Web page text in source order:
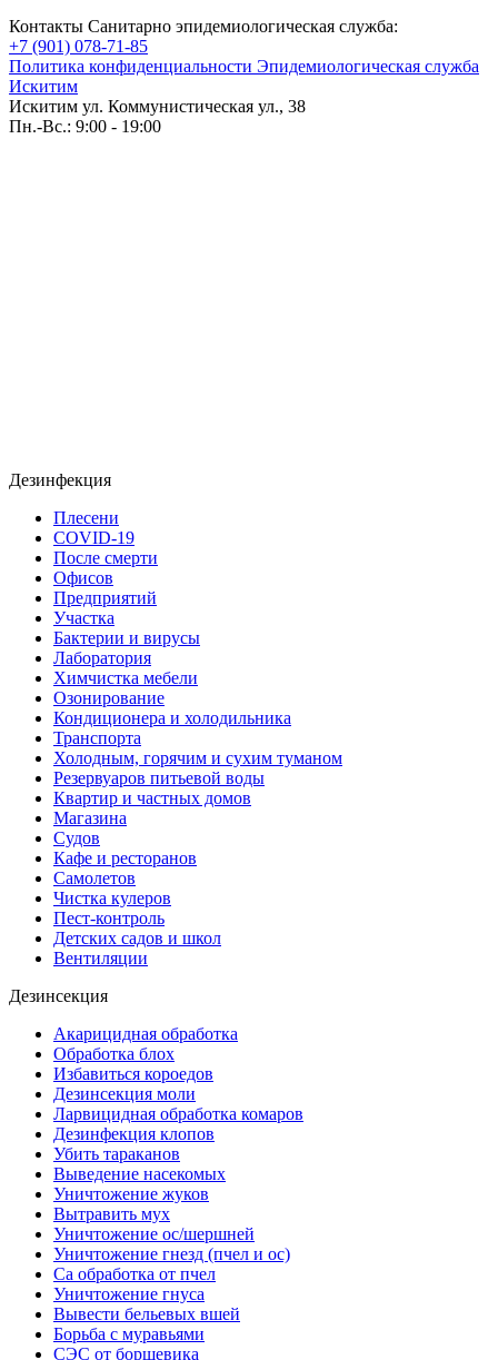
Контакты Санитарно эпидемиологическая служба:
+7 (901) 078-71-85
Политика конфиденциальности Эпидемиологическая служба
Искитим
Искитим ул. Коммунистическая ул., 38
Пн.-Вс.: 9:00 - 19:00
Дезинфекция
Плесени
COVID-19
После смерти
Офисов
Предприятий
Участка
Бактерии и вирусы
Лаборатория
Химчистка мебели
Озонирование
Кондиционера и холодильника
Транспорта
Холодным, горячим и сухим туманом
Резервуаров питьевой воды
Квартир и частных домов
Магазина
Судов
Кафе и ресторанов
Самолетов
Чистка кулеров
Пест-контроль
Детских садов и школ
Вентиляции
Дезинсекция
Акарицидная обработка
Обработка блох
Избавиться короедов
Дезинсекция моли
Ларвицидная обработка комаров
Дезинфекция клопов
Убить тараканов
Выведение насекомых
Уничтожение жуков
Вытравить мух
Уничтожение ос/шершней
Уничтожение гнезд (пчел и ос)
Са обработка от пчел
Уничтожение гнуса
Вывести бельевых вшей
Борьба с муравьями
СЭС от борщевика